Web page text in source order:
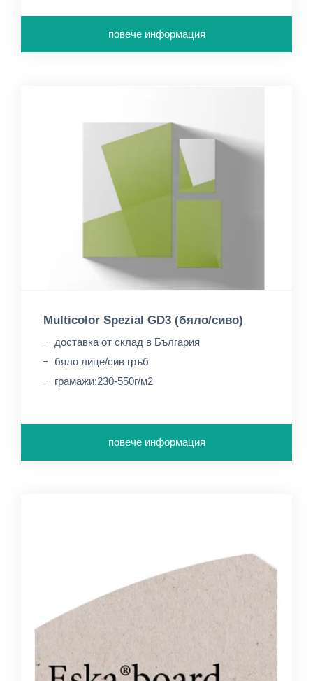
повече информация
Multicolor Spezial GD3 (бяло/сиво)
доставка от склад в България
бяло лице/сив гръб
грамажи:230-550г/м2
повече информация